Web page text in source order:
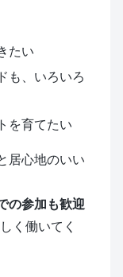
たい
も、いろいろ
を育てたい
居心地のいい
の参加も歓迎
く働いてく